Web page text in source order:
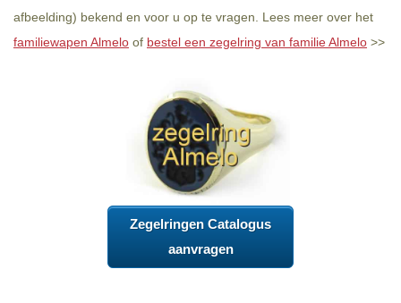
afbeelding) bekend en voor u op te vragen. Lees meer over het
familiewapen Almelo of bestel een zegelring van familie Almelo >>
Zegelringen Catalogus
aanvragen